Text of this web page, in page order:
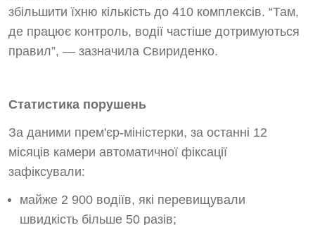
збільшити їхню кількість до 410 комплексів. “Там,
де працює контроль, водії частіше дотримуються
правил”, — зазначила Свириденко.
Статистика порушень
За даними прем'єр-міністерки, за останні 12
місяців камери автоматичної фіксації
зафіксували:
майже 2 900 водіїв, які перевищували
швидкість більше 50 разів;